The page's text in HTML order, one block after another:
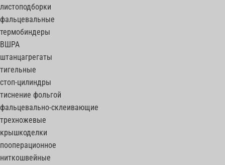
листоподборки
фальцевальные
термобиндеры
ВШРА
штанцагрегаты
тигельные
стоп-цилиндры
тиснение фольгой
фальцевально-склеивающие
трехножевые
крышкоделки
пооперационное
ниткошвейные